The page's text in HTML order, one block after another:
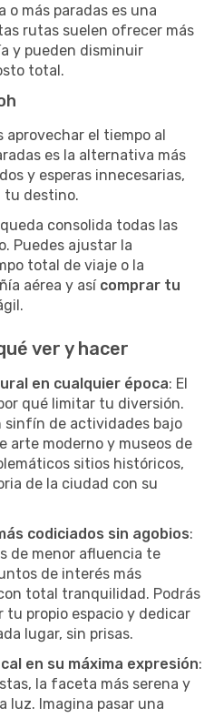
o más paradas es una
rutas suelen ofrecer más
y pueden disminuir
total.
el tiempo al
es la alternativa más
y esperas innecesarias,
tu destino.
consolida todas las
Puedes ajustar la
total de viaje o la
aérea y así comprar tu
ver y hacer
en cualquier época: El
qué limitar tu diversión.
sinfín de actividades bajo
arte moderno y museos de
sitios históricos,
de la ciudad con su
codiciados sin agobios:
de menor afluencia te
de interés más
total tranquilidad. Podrás
tu propio espacio y dedicar
lugar, sin prisas.
en su máxima expresión:
la faceta más serena y
luz. Imagina pasar una